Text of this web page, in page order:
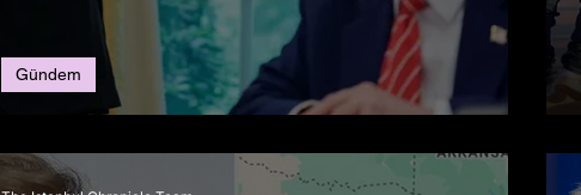
Trump ve Musk Arasında Sert Polemik
Gündem